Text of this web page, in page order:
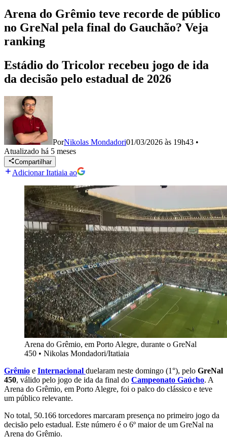
Arena do Grêmio teve recorde de público
no GreNal pela final do Gauchão? Veja
ranking
Estádio do Tricolor recebeu jogo de ida
da decisão pelo estadual de 2026
PorNikolas Mondadori01/03/2026 às 19h43 •
Atualizado há 5 meses
Compartilhar
Adicionar Itatiaia ao
Arena do Grêmio, em Porto Alegre, durante o GreNal
450 • Nikolas Mondadori/Itatiaia
Grêmio e Internacional duelaram neste domingo (1°), pelo GreNal
450, válido pelo jogo de ida da final do Campeonato Gaúcho. A
Arena do Grêmio, em Porto Alegre, foi o palco do clássico e teve
um público relevante.
No total, 50.166 torcedores marcaram presença no primeiro jogo da
decisão pelo estadual. Este número é o 6º maior de um GreNal na
Arena do Grêmio.